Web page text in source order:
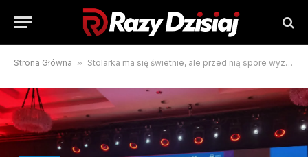
Strona Główna » Stolarka ma się świetnie, ale przed nią spore wyzwania – Biznes Wprost